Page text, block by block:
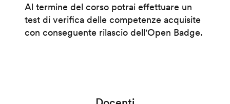
Al termine del corso potrai effettuare un
test di verifica delle competenze acquisite
con conseguente rilascio dell'Open Badge.